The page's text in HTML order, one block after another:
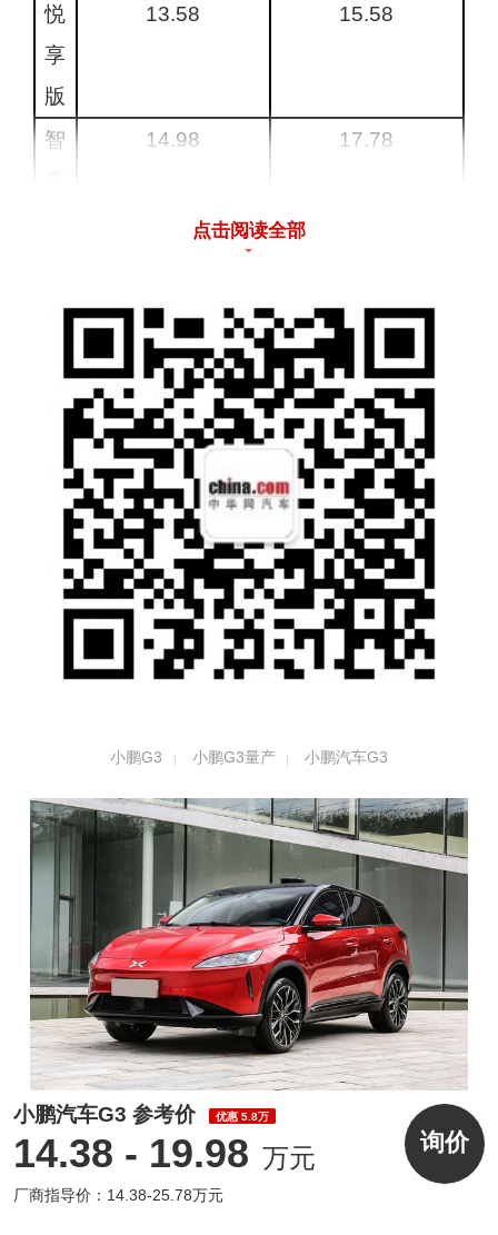
悦
享
版
13.58 15.58
智
14.98 17.78
享
小鹏汽车G3搭载一台永磁同步电机，最大功率
145kW，最大扭矩300Nm，百公里加速仅需8.
4s。另外新车共有设计有两款电池容量，分别
为47.6kWh和47.1kWh，NEDC综合工况续航
里程分别为365和351公里。
点击阅读全部
小鹏G3 小鹏G3量产 小鹏汽车G3
小鹏汽车G3 参考价 优惠 5.8万
14.38 - 19.98 万元
厂商指导价：14.38-25.78万元
询价